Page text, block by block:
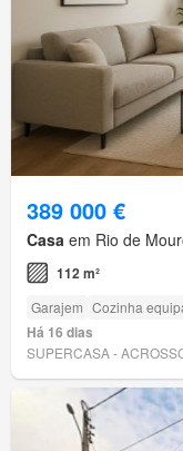
389 000 €
Casa em Rio de
112 m²
Garajem Cozinha
Há 16 dias
SUPERCASA -